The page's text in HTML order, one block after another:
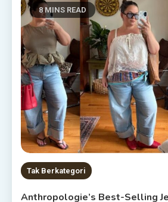
8 MINS READ
Tak Berkategori
Anthropologie’s Best-Selling